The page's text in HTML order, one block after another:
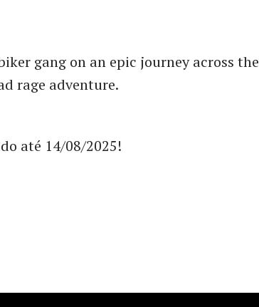
gang on an epic journey across the
rage adventure.
até 14/08/2025!